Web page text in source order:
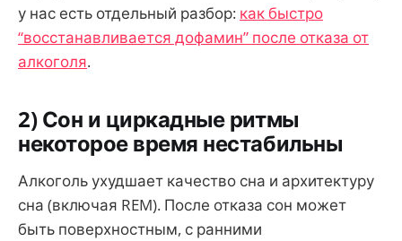
у нас есть отдельный разбор: как быстро
“восстанавливается дофамин” после отказа от
алкоголя.
2) Сон и циркадные ритмы
некоторое время нестабильны
Алкоголь ухудшает качество сна и архитектуру
сна (включая REM). После отказа сон может
быть поверхностным, с ранними